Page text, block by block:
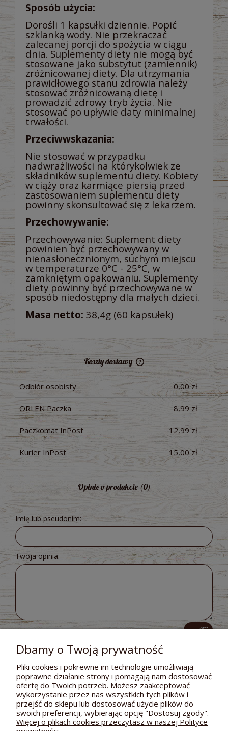
Sposób użycia:
Dorośli 1 kapsułki dziennie. Popić
szklanką wody. Nie przekraczać
zalecanej porcji do spożycia w ciągu
dnia. Suplementy diety nie mogą być
stosowane jako substytut (zamiennik)
zróżnicowanej diety. Dla utrzymania
prawidłowego stanu zdrowia należy
stosować zróżnicowaną dietę i
prowadzić zdrowy tryb życia. Nie
stosować po upływie daty minimalnej
trwałości.
Przeciwwskazania:
Nie stosować w przypadku
nadwrażliwości na którykolwiek ze
składników suplementu diety. Kobiety
w ciąży oraz karmiące piersią przed
zastosowaniem suplementu diety
powinny skonsultować się z lekarzem.
Przechowywanie:
Przechowywanie: Suplement diety
powinien być przechowywany w
nienasłonecznionym, suchym miejscu
w temperaturze 0°C - 25°C, w
zamkniętym opakowaniu. Suplementy
diety powinny być przechowywane w
sposób niedostępny dla małych dzieci.
Masa netto: 38,4g (60 kapsułek)
Koszty dostawy
Cena nie zawiera ewentualnych kosztów płatności
Odbiór osobisty 0,00 zł
ORLEN Paczka 8,99 zł
Paczkomat InPost 12,99 zł
Kurier InPost 15,00 zł
Opinie o produkcie (0)
Imię lub pseudonim:
Twoja opinia:
wyślij
POMOC
DOSTAWA I PŁATNOŚCI
MOJE KONTO
Dbamy o Twoją prywatność
Pliki cookies i pokrewne im technologie umożliwiają
poprawne działanie strony i pomagają nam dostosować
ofertę do Twoich potrzeb. Możesz zaakceptować
wykorzystanie przez nas wszystkich tych plików i
przejść do sklepu lub dostosować użycie plików do
swoich preferencji, wybierając opcję "Dostosuj zgody".
Więcej o plikach cookies przeczytasz w naszej Polityce